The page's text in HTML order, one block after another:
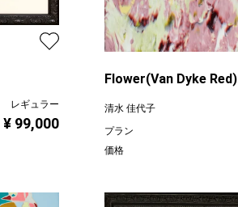
レギュラー
¥ 99,000
Flower(Van Dyke Red)
清水 佳代子
プラン
価格